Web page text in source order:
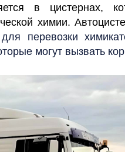
в цистернах,
химии.
перевозки
могут вызвать